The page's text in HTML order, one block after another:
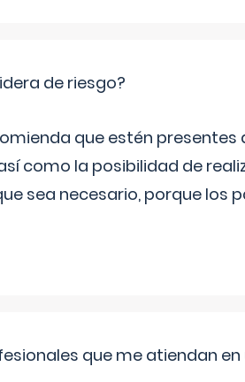
de riesgo?
que estén presentes
como la posibilidad de
sea necesario, porque los
que me atiendan